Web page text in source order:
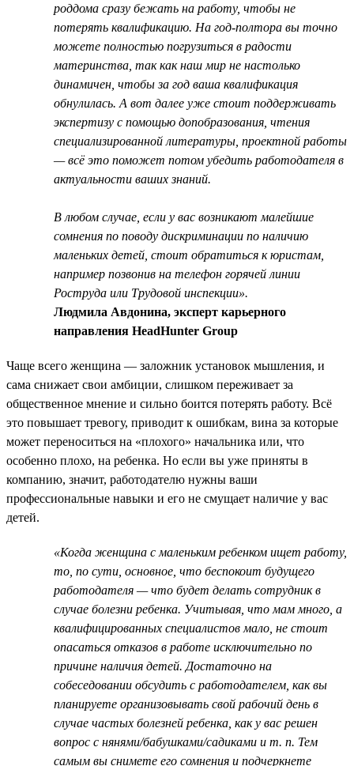
роддома сразу бежать на работу, чтобы не
потерять квалификацию. На год-полтора вы точно
можете полностью погрузиться в радости
материнства, так как наш мир не настолько
динамичен, чтобы за год ваша квалификация
обнулилась. А вот далее уже стоит поддерживать
экспертизу с помощью допобразования, чтения
специализированной литературы, проектной работы
— всё это поможет потом убедить работодателя в
актуальности ваших знаний.
В любом случае, если у вас возникают малейшие
сомнения по поводу дискриминации по наличию
маленьких детей, стоит обратиться к юристам,
например позвонив на телефон горячей линии
Роструда или Трудовой инспекции».
Людмила Авдонина, эксперт карьерного
направления HeadHunter Group
Чаще всего женщина — заложник установок мышления, и
сама снижает свои амбиции, слишком переживает за
общественное мнение и сильно боится потерять работу. Всё
это повышает тревогу, приводит к ошибкам, вина за которые
может переноситься на «плохого» начальника или, что
особенно плохо, на ребенка. Но если вы уже приняты в
компанию, значит, работодателю нужны ваши
профессиональные навыки и его не смущает наличие у вас
детей.
«Когда женщина с маленьким ребенком ищет работу,
то, по сути, основное, что беспокоит будущего
работодателя — что будет делать сотрудник в
случае болезни ребенка. Учитывая, что мам много, а
квалифицированных специалистов мало, не стоит
опасаться отказов в работе исключительно по
причине наличия детей. Достаточно на
собеседовании обсудить с работодателем, как вы
планируете организовывать свой рабочий день в
случае частых болезней ребенка, как у вас решен
вопрос с нянями/бабушками/садиками и т. п. Тем
самым вы снимете его сомнения и подчеркнете